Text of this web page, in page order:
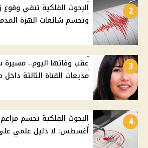
2
البحوث الفلكية تنفي وقوع
وتحسم شائعات الهزة
3
عقب وفاتها اليوم.. مسيرة
مذيعات القناة الثالثة داخل
4
أغسطس: لا دليل علمي